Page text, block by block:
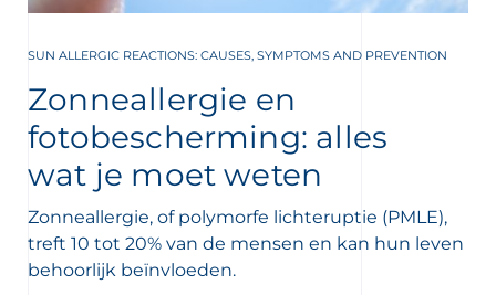
SUN ALLERGIC REACTIONS: CAUSES, SYMPTOMS AND PREVENTION
Zonneallergie en
fotobescherming: alles
wat je moet weten
Zonneallergie, of polymorfe lichteruptie (PMLE),
treft 10 tot 20% van de mensen en kan hun leven
behoorlijk beïnvloeden.